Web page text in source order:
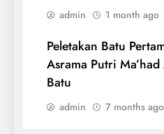
admin 1 month ago
Peletakan Batu
Asrama Putri
Batu
admin 7 months ago